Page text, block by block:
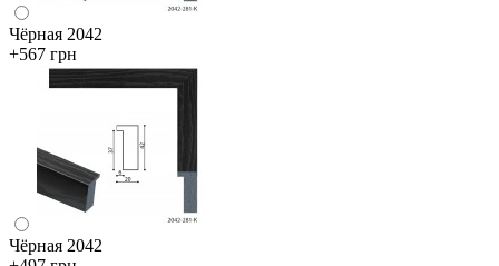
Чёрная 2042
+567 грн
Чёрная 2042